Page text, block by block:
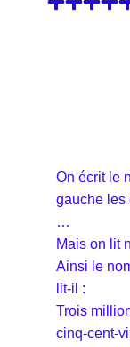
On écrit le
gauche les
…
Mais on lit
Ainsi le
lit-il :
Trois
cinq-cent-